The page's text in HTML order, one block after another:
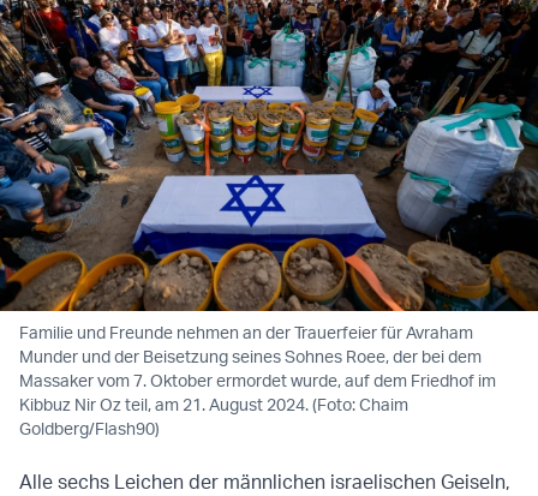
Familie und Freunde nehmen an der Trauerfeier für Avraham
Munder und der Beisetzung seines Sohnes Roee, der bei dem
Massaker vom 7. Oktober ermordet wurde, auf dem Friedhof im
Kibbuz Nir Oz teil, am 21. August 2024. (Foto: Chaim
Goldberg/Flash90)
Alle sechs Leichen der männlichen israelischen Geiseln,